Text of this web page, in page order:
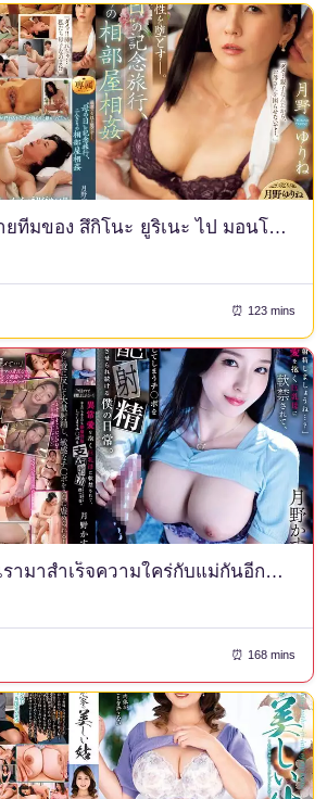
ROE-256 การย้ายทีมของ สึกิโนะ ยูริเนะ ไป มอนโร สร้างความตกตะลึง! - การล่อลวงหญิงสาวที่เขารัก ทริประลึกวันแม่ นอนห้องเดียวกับญาติ
⏰ 123 mins
GVH-700 “วันนี้เรามาสำเร็จความใคร่กับแม่กันอีกครั้งเถอะ โอเค…?” ชีวิตประจำวันของฉันคือการถูกแม่หน้าอกใหญ่คุมขัง ผู้มีความรักฉันอย่างไม่ปกติ และยังคงครอบงำและหลั่งน้ำอสุจิจากอวัยวะเพศของฉัน ซึ่งแข็งตัวขึ้นอย่างเหลือเชื่อทุกวัน คาซึมิ สึกิโนะ
⏰ 168 mins